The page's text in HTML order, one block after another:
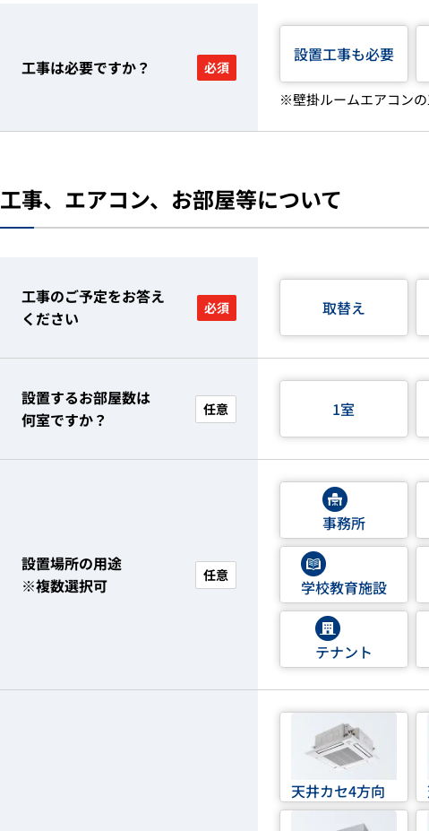
工事は必要ですか？ 必須
設置工事も必要
※壁掛ルームエアコン
工事、エアコン、お部屋等について
工事のご予定をお答え
ください
必須 取替え
設置するお部屋数は
何室ですか？
任意 1室
設置場所の用途
※複数選択可
任意
事務所
学校教育施設
テナント
天井カセ4方向